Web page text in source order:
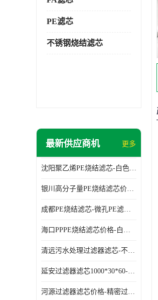
PE滤芯
不锈钢烧结滤芯
最新供应商机 更多
沈阳聚乙烯PE烧结滤芯-白色PE滤芯-使用寿命长
银川高分子量PE烧结滤芯价格-过滤器PE滤芯-高流通能力
成都PE烧结滤芯-微孔PE滤芯-拆洗方便
海口PPPE烧结滤芯价格-白色PE滤芯-各种规格定制
清远污水处理过滤器滤芯-不锈钢过滤器-欢迎来电咨询
延安过滤器滤芯1000*30*60-水过滤筒-型号齐全
河源过滤器滤芯价格-精密过滤器-大流量滤芯